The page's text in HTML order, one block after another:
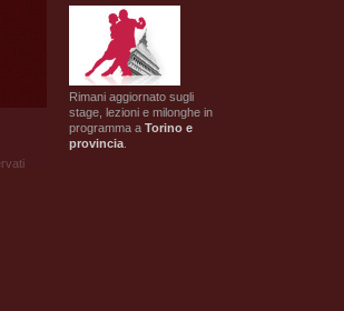
Rimani aggiornato sugli
stage, lezioni e milonghe in
programma a Torino e
provincia